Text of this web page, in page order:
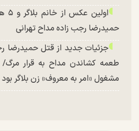
حمیدرضا رجب زاده مداح تهرانی
جزئیات جدید از قتل حمیدرضا
مشغول «امر به معروف» زن بلاگر بود